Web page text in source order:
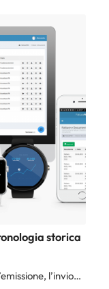
storica
l’invio…